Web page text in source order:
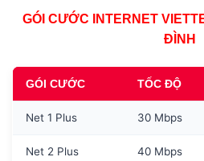
GÓI CƯỚC INTERNET
ĐÌNH
GÓI CƯỚC TỐC ĐỘ
Net 1 Plus 30 Mbps
Net 2 Plus 40 Mbps